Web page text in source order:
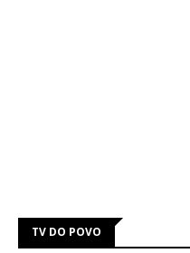
TV DO POVO